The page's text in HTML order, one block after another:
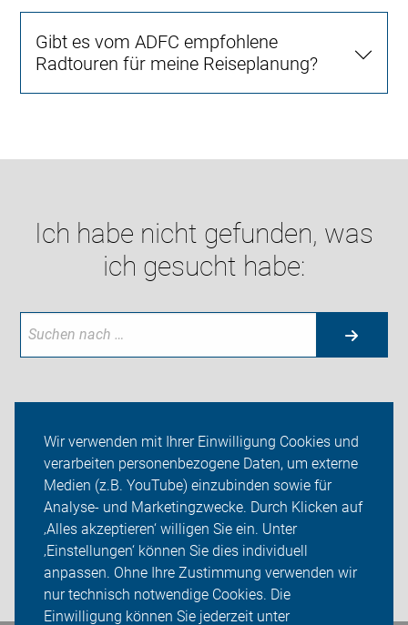
Wir verwenden mit Ihrer Einwilligung Cookies und
verarbeiten personenbezogene Daten, um externe
Medien (z.B. YouTube) einzubinden sowie für
Analyse- und Marketingzwecke. Durch Klicken auf
‚Alles akzeptieren‘ willigen Sie ein. Unter
‚Einstellungen‘ können Sie dies individuell
anpassen. Ohne Ihre Zustimmung verwenden wir
nur technisch notwendige Cookies. Die
Einwilligung können Sie jederzeit unter
Gibt es vom ADFC empfohlene
Radtouren für meine Reiseplanung?
Ich habe nicht gefunden, was
ich gesucht habe:
Themen
ADFC Gera-Ostthüringen
Sei dabei
Login